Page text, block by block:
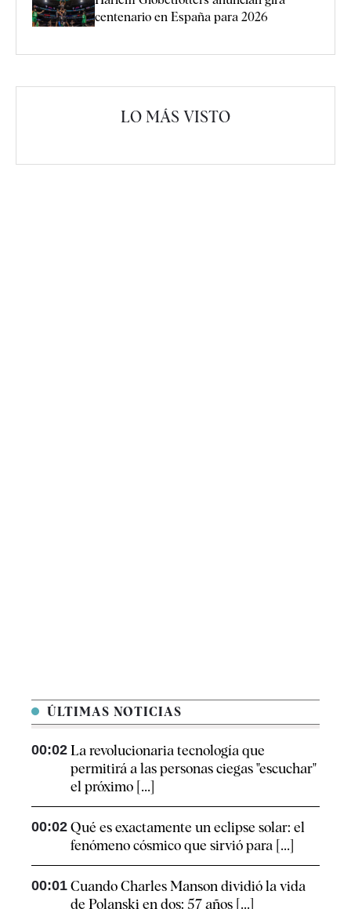
centenario en España para 2026
LO MÁS VISTO
ÚLTIMAS NOTICIAS
00:02 La revolucionaria tecnología que
permitirá a las personas ciegas "escuchar"
el próximo [...]
00:02 Qué es exactamente un eclipse solar: el
fenómeno cósmico que sirvió para [...]
00:01 Cuando Charles Manson dividió la vida
de Polanski en dos: 57 años [...]